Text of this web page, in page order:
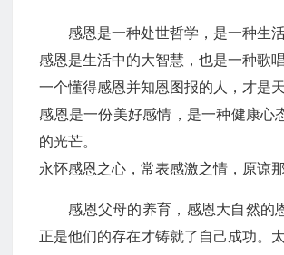
感恩是一种处世哲学，是一种生
感恩是生活中的大智慧，也是一种歌
一个懂得感恩并知恩图报的人，才是
感恩是一份美好感情，是一种健康心
的光芒。
永怀感恩之心，常表感激之情，原谅
感恩父母的养育，感恩大自然的
正是他们的存在才铸就了自己成功。